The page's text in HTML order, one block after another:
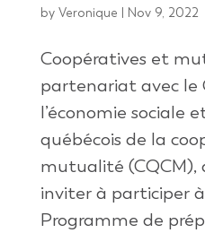
by Veronique | Nov 9, 2022
Coopératives et
partenariat avec le
l’économie sociale
québécois de la
mutualité (CQCM),
inviter à participer
Programme de